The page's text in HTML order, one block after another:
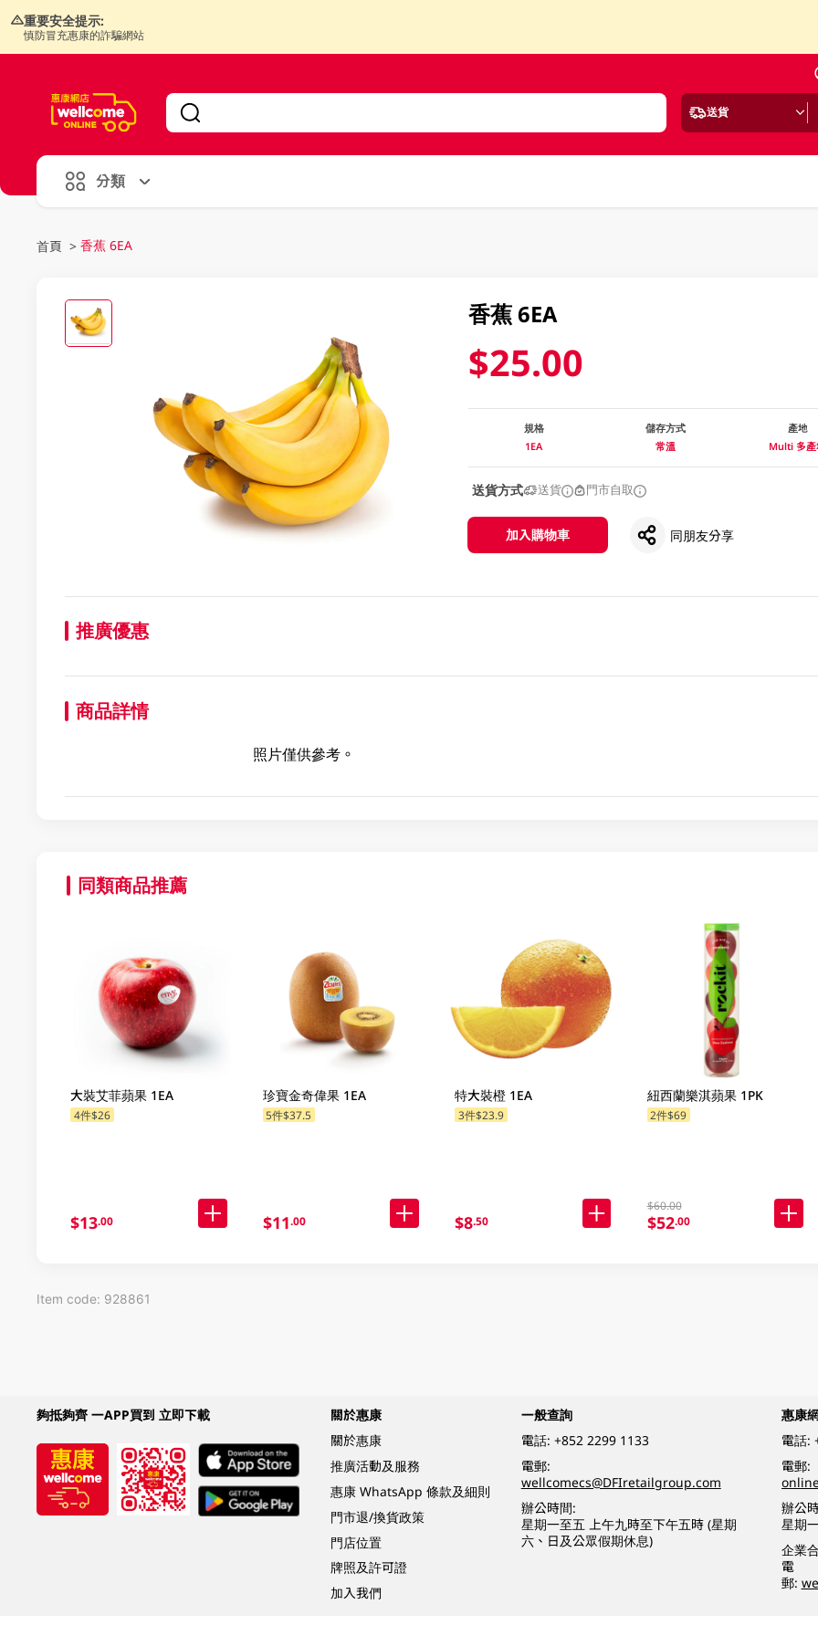
重要安全提示:
慎防冒充惠康的詐騙網站
送貨
分類
首頁 > 香蕉 6EA
香蕉 6EA
$25.00
規格
1EA
儲存方式
常溫
產地
Multi 多產
送貨方式 送貨 門市自取
加入購物車 同朋友分享
推廣優惠
商品詳情
照片僅供參考。
同類商品推薦
大裝艾菲蘋果 1EA
4件$26
$13.00
珍寶金奇偉果 1EA
5件$37.5
$11.00
特大裝橙 1EA
3件$23.9
$8.50
紐西蘭樂淇蘋果 1PK
2件$69
$60.00
$52.00
Item code: 928861
夠抵夠齊 一APP買到 立即下載
關於惠康
關於惠康
推廣活動及服務
惠康 WhatsApp 條款及細則
門市退/換貨政策
門店位置
牌照及許可證
加入我們
一般查詢
電話: +852 2299 1133
電郵:
wellcomecs@DFIretailgroup.com
辦公時間:
星期一至五 上午九時至下午五時 (星期
六、日及公眾假期休息)
惠康
電話:
電郵:
辦公
星期
企業
電
郵: